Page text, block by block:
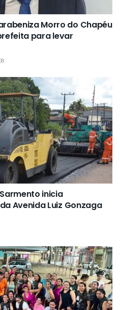
Morro do Chapéu
para levar
inicia
Avenida Luiz Gonzaga